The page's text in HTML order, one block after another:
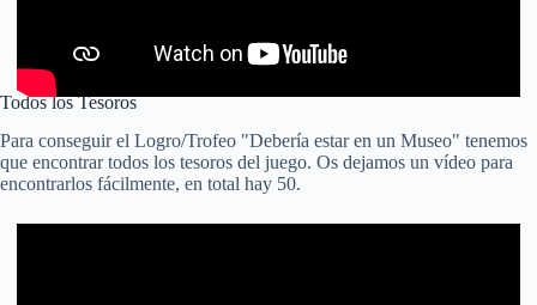
Todos los Tesoros
Para conseguir el Logro/Trofeo "Debería estar en un Museo" tenemos
que encontrar todos los tesoros del juego. Os dejamos un vídeo para
encontrarlos fácilmente, en total hay 50.